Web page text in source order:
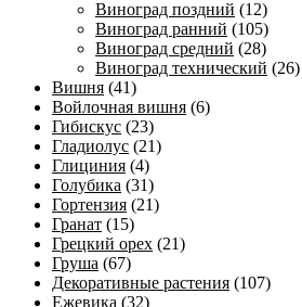
Виноград поздний (12)
Виноград ранний (105)
Виноград средний (28)
Виноград технический (26)
Вишня (41)
Войлочная вишня (6)
Гибискус (23)
Гладиолус (21)
Глициния (4)
Голубика (31)
Гортензия (21)
Гранат (15)
Грецкий орех (21)
Груша (67)
Декоративные растения (107)
Ежевика (32)